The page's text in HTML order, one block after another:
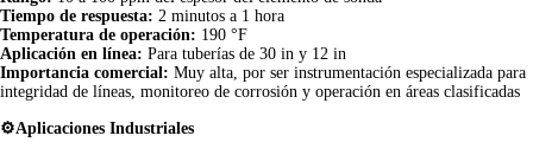
Tiempo de respuesta: 2 minutos a 1 hora
Temperatura de operación: 190 °F
Aplicación en línea: Para tuberías de 30 in y 12 in
Importancia comercial: Muy alta, por ser instrumentación especializada para
integridad de líneas, monitoreo de corrosión y operación en áreas clasificadas
⚙️Aplicaciones Industriales